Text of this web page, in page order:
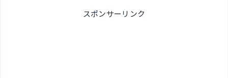
スポンサーリンク